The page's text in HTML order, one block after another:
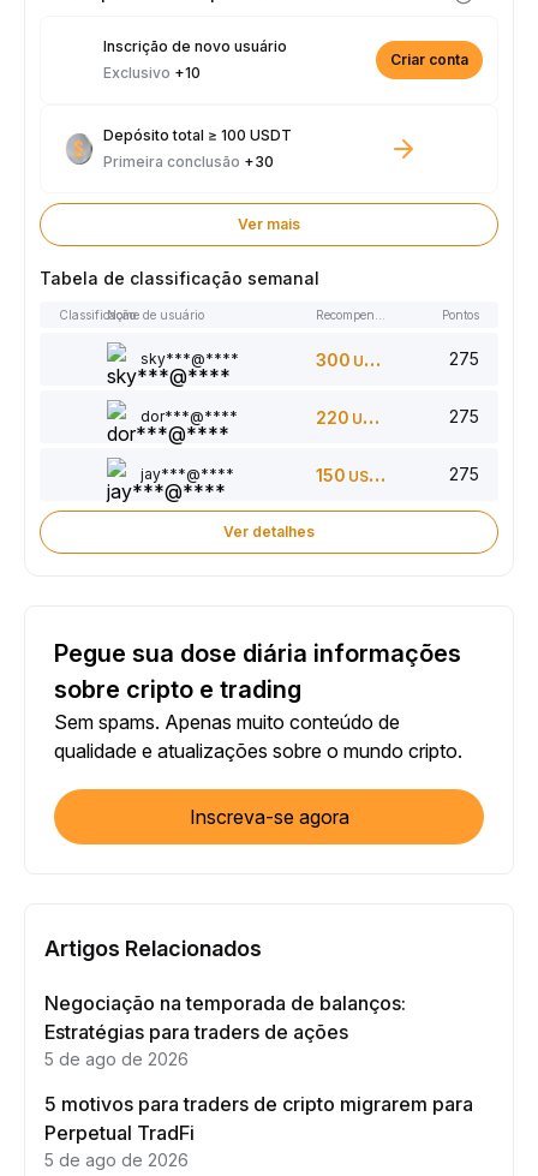
Inscrição de novo usuário
Exclusivo +10
Criar conta
Depósito total ≥ 100 USDT
Primeira conclusão +30
Ver mais
Tabela de classificação semanal
ClassificaçãoNome de usuário Recompensas Pontos
sky***@**** 300 USDT 275
dor***@**** 220 USDT 275
jay***@**** 150 USDT 275
Ver detalhes
Pegue sua dose diária informações
sobre cripto e trading
Sem spams. Apenas muito conteúdo de
qualidade e atualizações sobre o mundo cripto.
Inscreva-se agora
Artigos Relacionados
Negociação na temporada de balanços:
Estratégias para traders de ações
5 de ago de 2026
5 motivos para traders de cripto migrarem para
Perpetual TradFi
5 de ago de 2026